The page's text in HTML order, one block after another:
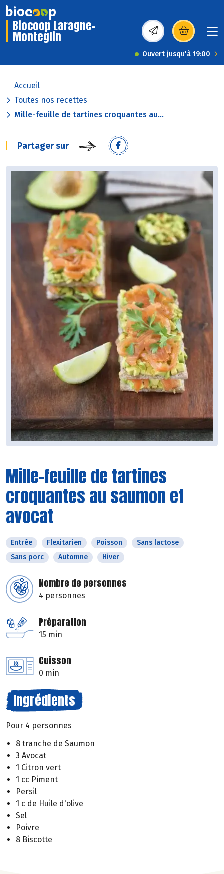
Biocoop Laragne-
Monteglin (s’ouvre dans une
Ouvert jusqu'à 19:00
Accueil
Toutes nos recettes
Mille-feuille de tartines croquantes au...
Partager sur
Mille-feuille de tartines
croquantes au saumon et
avocat
Entrée Flexitarien Poisson
Sans lactose
Sans porc
Automne Hiver
Nombre de personnes
4 personnes
Préparation
15 min
Cuisson
0 min
Ingrédients
Pour 4 personnes
8 tranche de Saumon
3 Avocat
1 Citron vert
1 cc Piment
Persil
1 c de Huile d'olive
Sel
Poivre
8 Biscotte